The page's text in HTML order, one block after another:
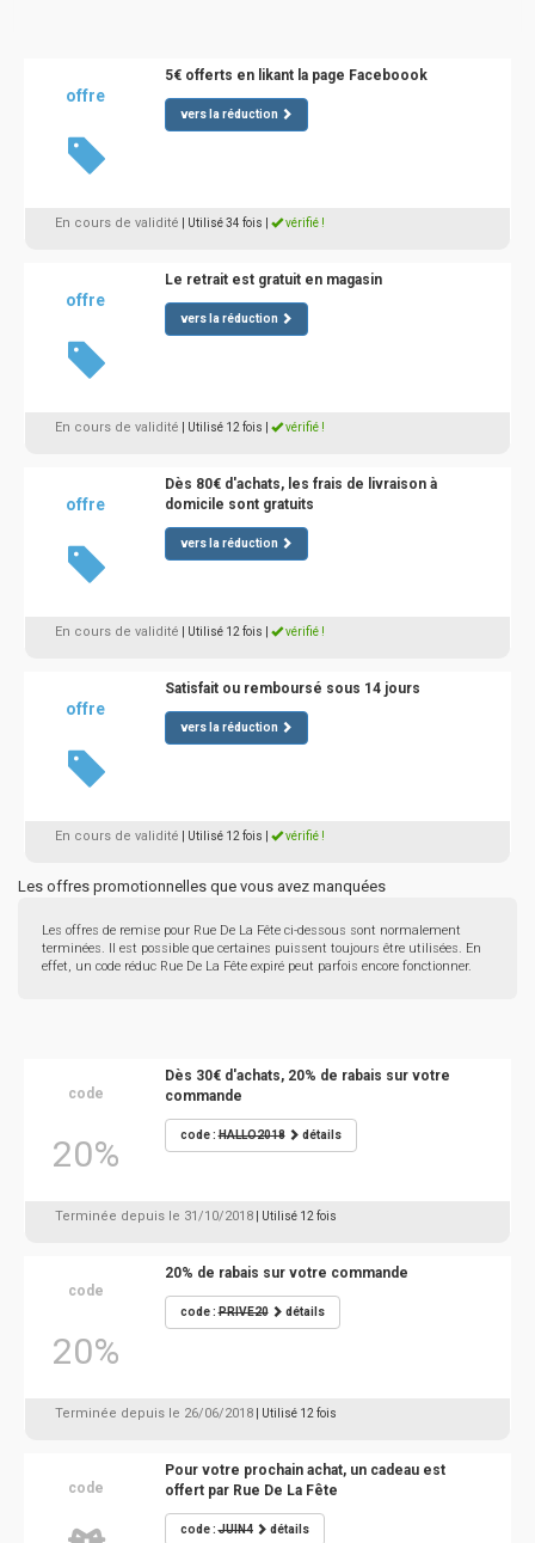
offre
5€ offerts en likant la page Faceboook
vers la réduction
En cours de validité | Utilisé 34 fois vérifié !
offre
Le retrait est gratuit en magasin
vers la réduction
En cours de validité | Utilisé 12 fois vérifié !
offre
Dès 80€ d'achats, les frais de livraison à
domicile sont gratuits
vers la réduction
En cours de validité | Utilisé 12 fois vérifié !
offre
Satisfait ou remboursé sous 14 jours
vers la réduction
En cours de validité | Utilisé 12 fois vérifié !
Les offres promotionnelles que vous avez manquées
Les offres de remise pour Rue De La Fête ci-dessous sont normalement
terminées. Il est possible que certaines puissent toujours être utilisées. En
effet, un code réduc Rue De La Fête expiré peut parfois encore fonctionner.
code
20%
Dès 30€ d'achats, 20% de rabais sur votre
commande
code :HALLO2018 détails
Terminée depuis le 31/10/2018 | Utilisé 12 fois
code
20%
20% de rabais sur votre commande
code :PRIVE20 détails
Terminée depuis le 26/06/2018 | Utilisé 12 fois
code
Pour votre prochain achat, un cadeau est
offert par Rue De La Fête
code :JUIN4 détails